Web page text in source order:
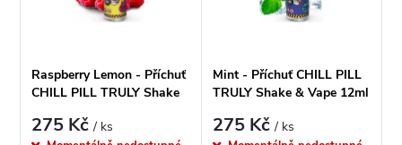
í
p
s
p
Raspberry Lemon - Příchuť
CHILL PILL TRULY Shake
275 Kč/ ks
Mint - Příchuť CHILL PILL
TRULY Shake & Vape 12ml
275 Kč/ ks